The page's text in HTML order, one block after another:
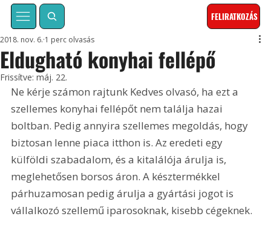
FELIRATKOZÁS
Eldugható konyhai fellépő
2018. nov. 6. 1 perc olvasás
Frissítve:máj. 22.
Ne kérje számon rajtunk Kedves olvasó, ha ezt a
szellemes konyhai fellépőt nem találja hazai
boltban. Pedig annyira szellemes megoldás, hogy
biztosan lenne piaca itthon is. Az eredeti egy
külföldi szabadalom, és a kitalálója árulja is,
meglehetősen borsos áron. A késztermékkel
párhuzamosan pedig árulja a gyártási jogot is
vállalkozó szellemű iparosoknak, kisebb cégeknek.